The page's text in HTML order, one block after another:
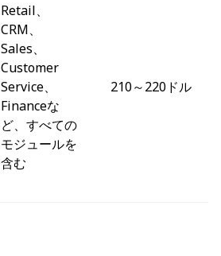
Retail、
CRM、
Sales、
Customer
Service、
Financeな
ど、すべての
モジュールを
含む
210～220ドル